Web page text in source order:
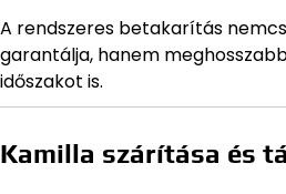
A rendszeres betakarítás
garantálja, hanem
időszakot is.
Kamilla szárítása és